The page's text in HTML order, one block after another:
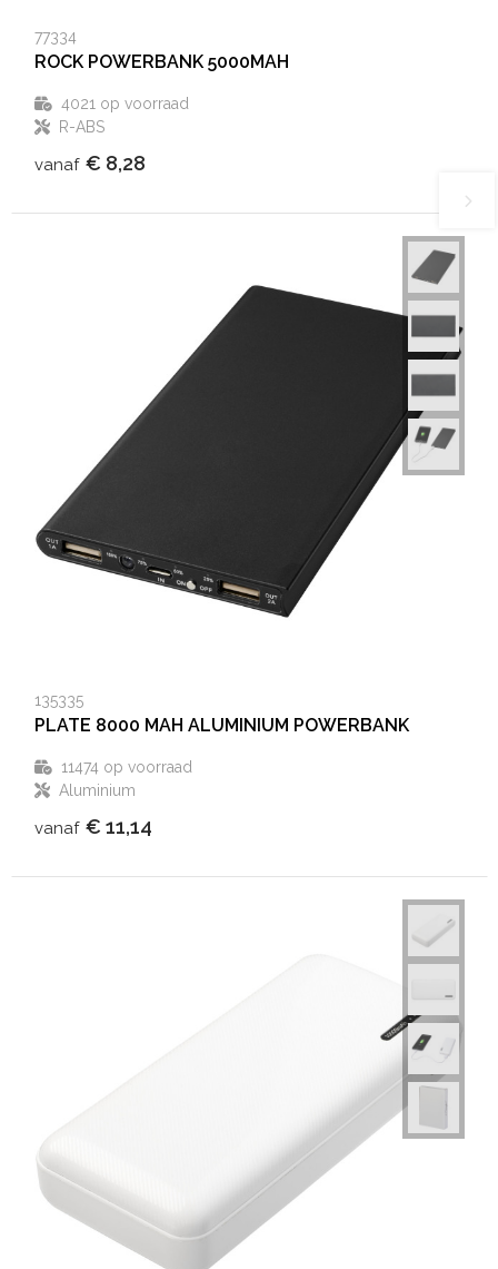
77334
ROCK POWERBANK 5000MAH
4021 op voorraad
R-ABS
vanaf € 8,28
135335
PLATE 8000 MAH ALUMINIUM POWERBANK
11474 op voorraad
Aluminium
vanaf € 11,14